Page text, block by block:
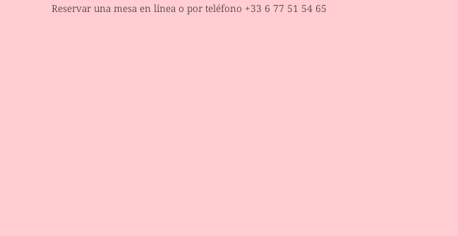
Reservar una mesa en línea o por teléfono +33 6 77 51 54 65